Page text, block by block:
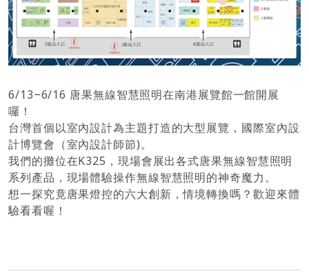
6/13~6/16 唐果無線智慧照明在南港展覽館一館開展
囉！
台灣首個以室內設計為主題打造的大型展覽，國際室內設
計博覽會（室內設計師節)。
我們的攤位在K325，現場會展出各式唐果無線智慧照明
系列產品，現場體驗操作無線智慧照明的神奇魔力。
想一探究竟唐果燈控的六大創新，情境轉換嗎？歡迎來體
驗看看喔！